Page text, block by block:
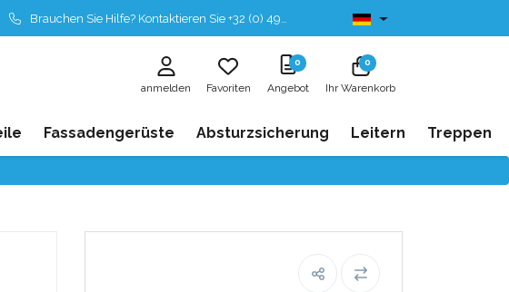
Brauchen Sie Hilfe? Kontaktieren Sie +32 (0) 496 532 330 Ab lager lieferbar
anmelden Favoriten
0
Angebot
0
Ihr Warenkorb
Fassadengerüste Absturzsicherung Leitern Treppen